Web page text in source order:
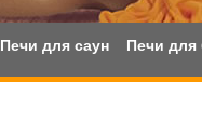
Печи для саун Печи для